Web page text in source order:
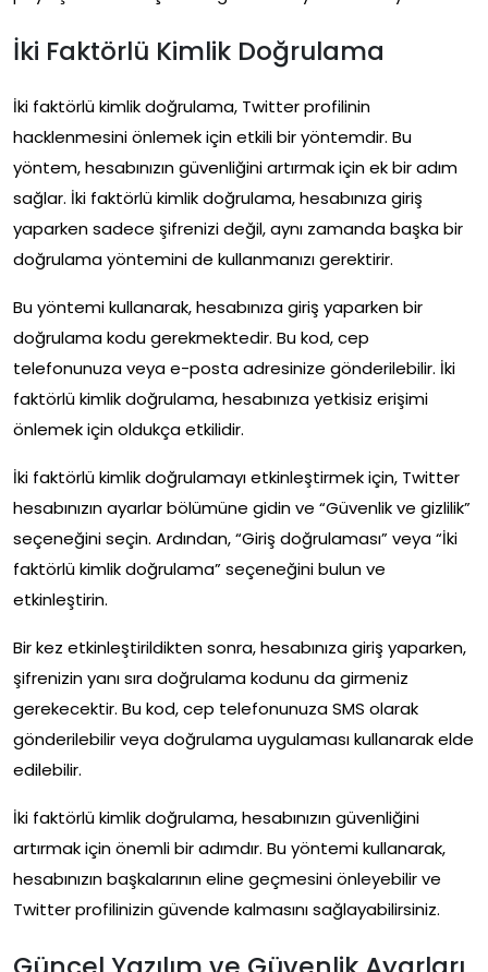
İki Faktörlü Kimlik Doğrulama
İki faktörlü kimlik doğrulama, Twitter profilinin
hacklenmesini önlemek için etkili bir yöntemdir. Bu
yöntem, hesabınızın güvenliğini artırmak için ek bir adım
sağlar. İki faktörlü kimlik doğrulama, hesabınıza giriş
yaparken sadece şifrenizi değil, aynı zamanda başka bir
doğrulama yöntemini de kullanmanızı gerektirir.
Bu yöntemi kullanarak, hesabınıza giriş yaparken bir
doğrulama kodu gerekmektedir. Bu kod, cep
telefonunuza veya e-posta adresinize gönderilebilir. İki
faktörlü kimlik doğrulama, hesabınıza yetkisiz erişimi
önlemek için oldukça etkilidir.
İki faktörlü kimlik doğrulamayı etkinleştirmek için, Twitter
hesabınızın ayarlar bölümüne gidin ve “Güvenlik ve gizlilik”
seçeneğini seçin. Ardından, “Giriş doğrulaması” veya “İki
faktörlü kimlik doğrulama” seçeneğini bulun ve
etkinleştirin.
Bir kez etkinleştirildikten sonra, hesabınıza giriş yaparken,
şifrenizin yanı sıra doğrulama kodunu da girmeniz
gerekecektir. Bu kod, cep telefonunuza SMS olarak
gönderilebilir veya doğrulama uygulaması kullanarak elde
edilebilir.
İki faktörlü kimlik doğrulama, hesabınızın güvenliğini
artırmak için önemli bir adımdır. Bu yöntemi kullanarak,
hesabınızın başkalarının eline geçmesini önleyebilir ve
Twitter profilinizin güvende kalmasını sağlayabilirsiniz.